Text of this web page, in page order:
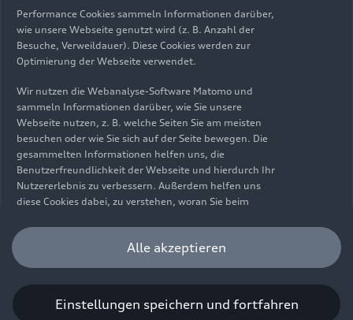
Informationen zur BarrierefreiheitKontakt
© 2026 AUDI AG. Alle Rechte vorbehalten.
EN
Die Angaben zu Kraftstoffverbrauch, Stromverbrauch, CO₂-
Emissionen und elektrischer Reichweite wurden nach dem
gesetzlich vorgeschriebenen Messverfahren „Worldwide
Harmonized Light Vehicles Test Procedure“ (WLTP) gemäß
Verordnung (EG) 715/2007 ermittelt. Zusatzausstattungen und
Zubehör (Anbauteile, Reifenformat usw.) können relevante
Aerodynamik verändern und neben Witterungs- und
Verkehrsbedingungen sowie dem individuellen Fahrverhalten den
Sie unter www.audi.de/wltp.
Performance Cookies sammeln Informationen darüber,
wie unsere Webseite genutzt wird (z. B. Anzahl der
Besuche, Verweildauer). Diese Cookies werden zur
Optimierung der Webseite verwendet.
Wir nutzen die Webanalyse-Software Matomo und
sammeln Informationen darüber, wie Sie unsere
Webseite nutzen, z. B. welche Seiten Sie am meisten
besuchen oder wie Sie sich auf der Seite bewegen. Die
gesammelten Informationen helfen uns, die
Benutzerfreundlichkeit der Webseite und hierdurch Ihr
Nutzererlebnis zu verbessern. Außerdem helfen uns
diese Cookies dabei, zu verstehen, woran Sie beim
unser Angebot optimieren können. Bitte beachten Sie,
dass Sie Ihre Einwilligung bezüglich der Platzierung von
Performance Cookies jederzeit widerrufen können.
Cookie Information.
Alle akzeptieren
Einstellungen speichern und fortfahren